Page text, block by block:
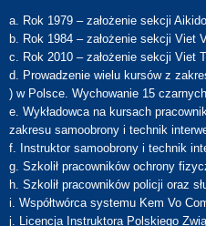
a. Rok 1979 – założenie sekcji Aikido
b. Rok 1984 – założenie sekcji Viet
c. Rok 2010 – założenie sekcji Viet
d. Prowadzenie wielu kursów z
) w Polsce. Wychowanie 15
e. Wykładowca na kursach
zakresu samoobrony i technik
f. Instruktor samoobrony i technik
g. Szkolił pracowników ochrony
h. Szkolił pracowników policji oraz
i. Współtwórca systemu Kem Vo
j. Licencja Instruktora Polskiego